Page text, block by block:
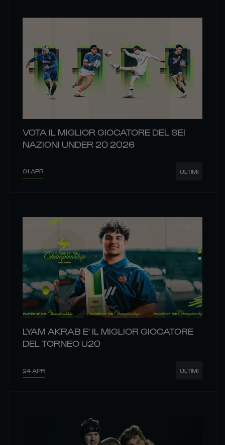
VOTA IL MIGLIOR GIOCATORE DEL SEI
NAZIONI UNDER 20 2026
01 APR ULTIMI
LYAM AKRAB E' IL MIGLIOR GIOCATORE
DEL TORNEO U20
24 APR ULTIMI